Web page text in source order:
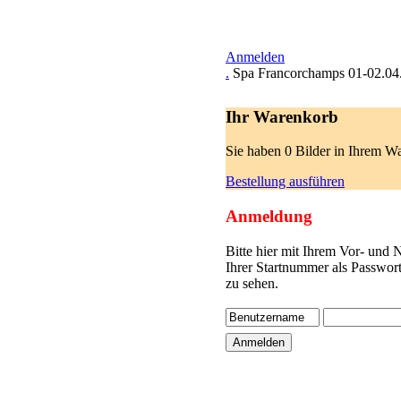
Anmelden
. Spa Francorchamps 01-
Ihr Warenkorb
Sie haben 0 Bilder in Ihrem
Bestellung ausführen
Anmeldung
Bitte hier mit Ihrem Vor- und
Ihrer Startnummer als
zu sehen.